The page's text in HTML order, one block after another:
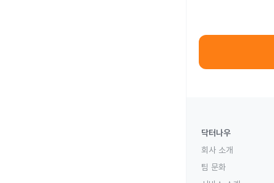
닥터나우
회사 소개
팀 문화